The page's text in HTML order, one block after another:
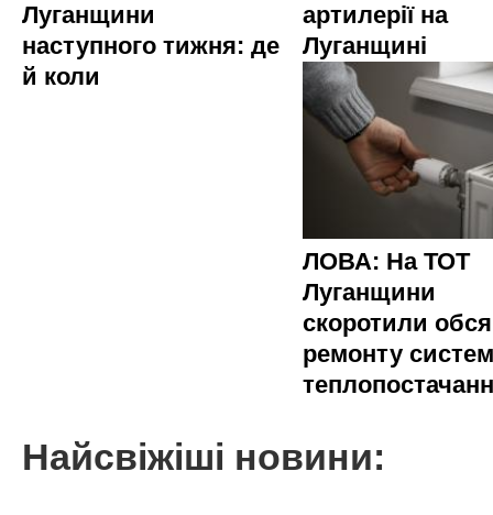
Луганщини
наступного тижня: де
й коли
артилерії на
Луганщині
ЛОВА: На ТОТ
Луганщини
скоротили
ремонту
Найсвіжіші новини: